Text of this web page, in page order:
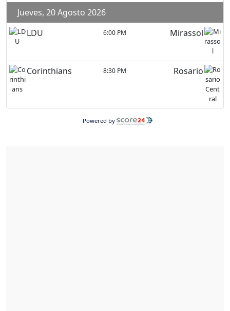
Jueves, 20 Agosto 2026
LDU
6:00 PM Mirassol
Corinthians 8:30 PM Rosario
Powered by